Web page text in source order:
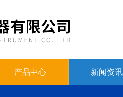
产品中心 新闻资讯